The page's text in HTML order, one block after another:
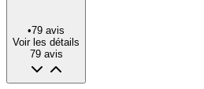
•79 avis
Voir les détails
79 avis